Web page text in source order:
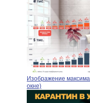
Изображение
окне)